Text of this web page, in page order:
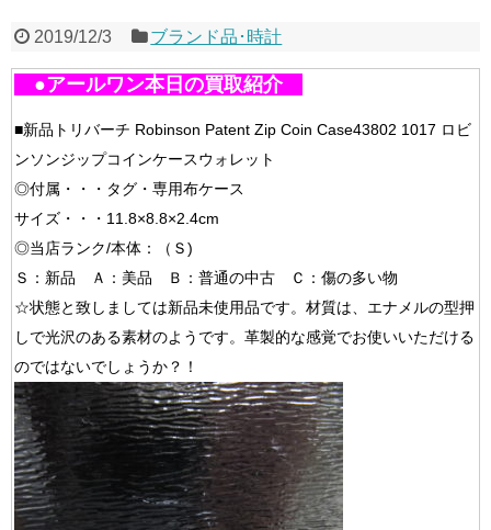
2019/12/3 ブランド品･時計
●アールワン本日の買取紹介
■新品トリバーチ Robinson Patent Zip Coin Case43802 1017 ロビ
ンソンジップコインケースウォレット
◎付属・・・タグ・専用布ケース
サイズ・・・11.8×8.8×2.4cm
◎当店ランク/本体：（Ｓ)
Ｓ：新品 Ａ：美品 Ｂ：普通の中古 Ｃ：傷の多い物
☆状態と致しましては新品未使用品です。材質は、エナメルの型押
しで光沢のある素材のようです。革製的な感覚でお使いいただける
のではないでしょうか？！